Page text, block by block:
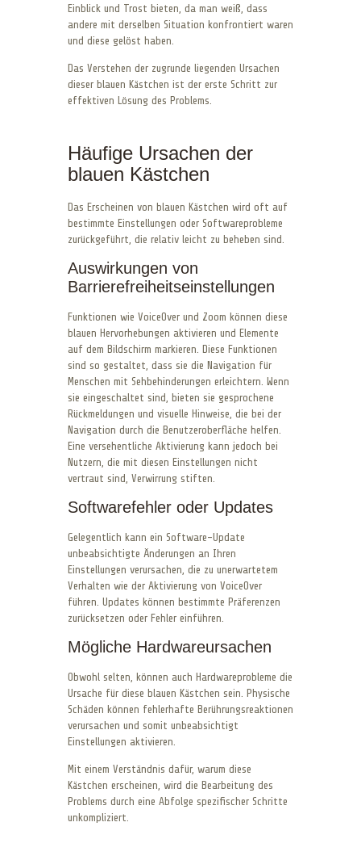
Einblick und Trost bieten, da man weiß, dass
andere mit derselben Situation konfrontiert waren
und diese gelöst haben.
Das Verstehen der zugrunde liegenden Ursachen
dieser blauen Kästchen ist der erste Schritt zur
effektiven Lösung des Problems.
Häufige Ursachen der
blauen Kästchen
Das Erscheinen von blauen Kästchen wird oft auf
bestimmte Einstellungen oder Softwareprobleme
zurückgeführt, die relativ leicht zu beheben sind.
Auswirkungen von
Barrierefreiheitseinstellungen
Funktionen wie VoiceOver und Zoom können diese
blauen Hervorhebungen aktivieren und Elemente
auf dem Bildschirm markieren. Diese Funktionen
sind so gestaltet, dass sie die Navigation für
Menschen mit Sehbehinderungen erleichtern. Wenn
sie eingeschaltet sind, bieten sie gesprochene
Rückmeldungen und visuelle Hinweise, die bei der
Navigation durch die Benutzeroberfläche helfen.
Eine versehentliche Aktivierung kann jedoch bei
Nutzern, die mit diesen Einstellungen nicht
vertraut sind, Verwirrung stiften.
Softwarefehler oder Updates
Gelegentlich kann ein Software-Update
unbeabsichtigte Änderungen an Ihren
Einstellungen verursachen, die zu unerwartetem
Verhalten wie der Aktivierung von VoiceOver
führen. Updates können bestimmte Präferenzen
zurücksetzen oder Fehler einführen.
Mögliche Hardwareursachen
Obwohl selten, können auch Hardwareprobleme die
Ursache für diese blauen Kästchen sein. Physische
Schäden können fehlerhafte Berührungsreaktionen
verursachen und somit unbeabsichtigt
Einstellungen aktivieren.
Mit einem Verständnis dafür, warum diese
Kästchen erscheinen, wird die Bearbeitung des
Problems durch eine Abfolge spezifischer Schritte
unkompliziert.